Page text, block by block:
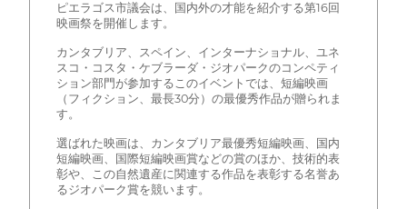
ピエラゴス市議会は、国内外の才能を紹介する第16回
映画祭を開催します。
カンタブリア、スペイン、インターナショナル、ユネ
スコ・コスタ・ケブラーダ・ジオパークのコンペティ
ション部門が参加するこのイベントでは、短編映画
（フィクション、最長30分）の最優秀作品が贈られま
す。
選ばれた映画は、カンタブリア最優秀短編映画、国内
短編映画、国際短編映画賞などの賞のほか、技術的表
彰や、この自然遺産に関連する作品を表彰する名誉あ
るジオパーク賞を競います。